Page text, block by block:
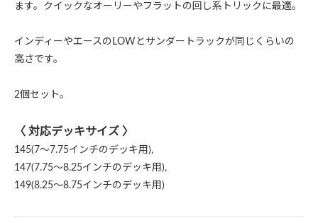
ます。クイックなオーリーやフラットの回し系トリックに最適。
インディーやエースのLOWとサンダートラックが同じくらいの
高さです。
2個セット。
〈 対応デッキサイズ 〉
145(7～7.75インチのデッキ用),
147(7.75～8.25インチのデッキ用),
149(8.25～8.75インチのデッキ用)